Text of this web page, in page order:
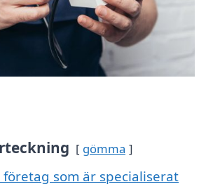
gömma
som är specialiserat